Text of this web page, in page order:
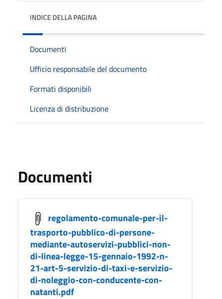
INDICE DELLA PAGINA
Documenti
Ufficio responsabile del documento
Formati disponibili
Licenza di distribuzione
Documenti
regolamento-comunale-per-il-
trasporto-pubblico-di-persone-
mediante-autoservizi-pubblici-non-
di-linea-legge-15-gennaio-1992-n-
21-art-5-servizio-di-taxi-e-servizio-
di-noleggio-con-conducente-con-
natanti.pdf